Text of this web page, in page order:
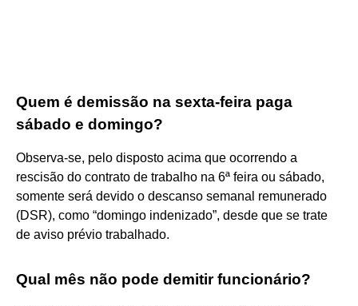
Quem é demissão na sexta-feira paga
sábado e domingo?
Observa-se, pelo disposto acima que ocorrendo a
rescisão do contrato de trabalho na 6ª feira ou sábado,
somente será devido o descanso semanal remunerado
(DSR), como “domingo indenizado”, desde que se trate
de aviso prévio trabalhado.
Qual mês não pode demitir funcionário?